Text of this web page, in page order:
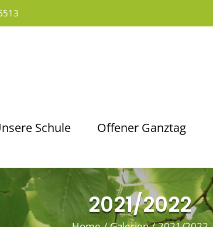
Schule Offener Ganztag
2021/2022